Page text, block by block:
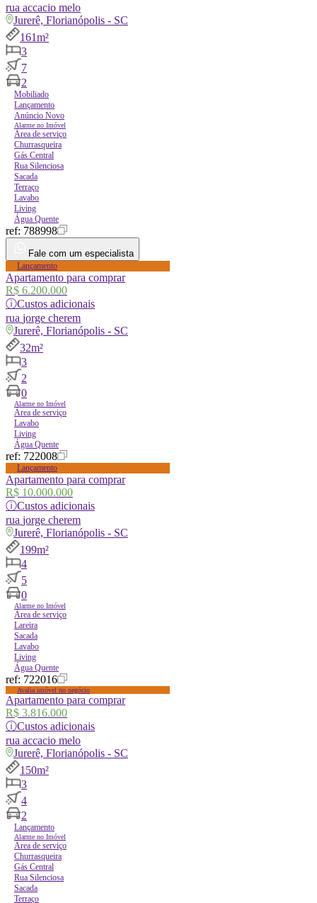
rua accacio melo
Jurerê, Florianópolis - SC
161m²
3
7
2
Mobiliado
Lançamento
Anúncio Novo
Alarme no Imóvel
Área de serviço
Churrasqueira
Gás Central
Rua Silenciosa
Sacada
Terraço
Lavabo
Living
Água Quente
ref: 788998
Fale com um especialista
Lançamento
Apartamento para comprar
R$ 6.200.000
ⓘCustos adicionais
rua jorge cherem
Jurerê, Florianópolis - SC
32m²
3
2
0
Alarme no Imóvel
Área de serviço
Lavabo
Living
Água Quente
ref: 722008
Lançamento
Apartamento para comprar
R$ 10.000.000
ⓘCustos adicionais
rua jorge cherem
Jurerê, Florianópolis - SC
199m²
4
5
0
Alarme no Imóvel
Área de serviço
Lareira
Sacada
Lavabo
Living
Água Quente
ref: 722016
Avalia imóvel no negócio
Apartamento para comprar
R$ 3.816.000
ⓘCustos adicionais
rua accacio melo
Jurerê, Florianópolis - SC
150m²
3
4
2
Lançamento
Alarme no Imóvel
Área de serviço
Churrasqueira
Gás Central
Rua Silenciosa
Sacada
Terraço